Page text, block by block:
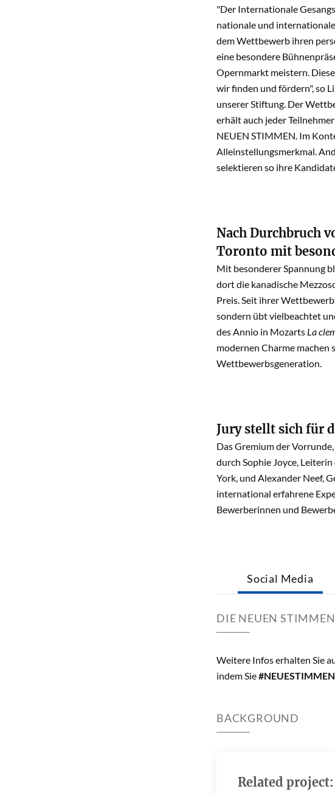
"Der Internationale
nationale und
dem Wettbewerb ihren
eine besondere
Opernmarkt meistern.
wir finden und fördern", so
unserer Stiftung. Der
erhält auch jeder
NEUEN STIMMEN. Im
Alleinstellungsmerkmal.
selektieren so ihre
Nach Durchbruch
Toronto mit
Mit besonderer Spannung
dort die kanadische
Preis. Seit ihrer
sondern übt vielbeachtet
des Annio in Mozarts La
modernen Charme machen
Wettbewerbsgeneration.
Jury stellt sich für
Das Gremium der
durch Sophie Joyce,
York, und Alexander Neef,
international erfahrene
Bewerberinnen und
Social Media
DIE NEUEN
Weitere Infos erhalten Sie
indem Sie#NEUESTIMMEN
BACKGROUND
Related project: